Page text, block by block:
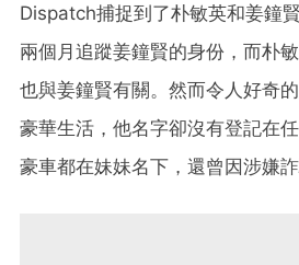
Dispatch捕捉到了朴敏英和姜鐘
兩個月追蹤姜鐘賢的身份，而朴
也與姜鐘賢有關。然而令人好奇
豪華生活，他名字卻沒有登記在
豪車都在妹妹名下，還曾因涉嫌